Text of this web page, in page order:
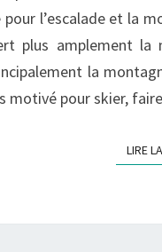
l’escalade et la
plus amplement la
la
motivé pour skier,
LIRE